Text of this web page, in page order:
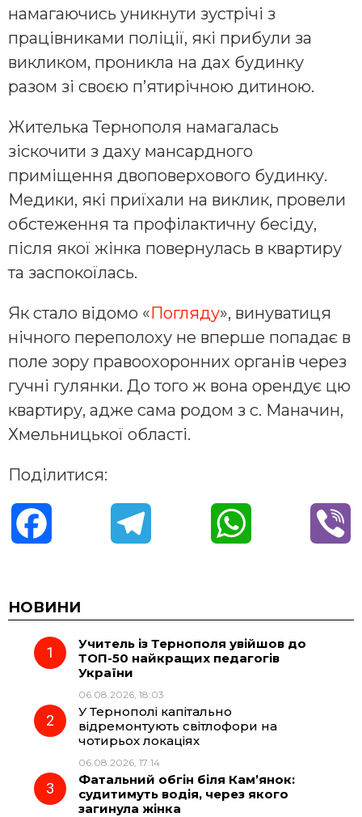
намагаючись уникнути зустрічі з
працівниками поліції, які прибули за
викликом, проникла на дах будинку
разом зі своєю п’ятирічною дитиною.
Жителька Тернополя намагалась
зіскочити з даху мансардного
приміщення двоповерхового будинку.
Медики, які приїхали на виклик, провели
обстеження та профілактичну бесіду,
після якої жінка повернулась в квартиру
та заспокоїлась.
Як стало відомо «Погляду», винуватиця
нічного переполоху не вперше попадає в
поле зору правоохоронних органів через
гучні гулянки. До того ж вона орендує цю
квартиру, адже сама родом з с. Маначин,
Хмельницької області.
Поділитися:
c
e
o
k
e
r
a
m
t
A
НОВИНИ
Учитель із Тернополя увійшов до
ТОП-50 найкращих педагогів
України
06.08.2026, 18:03
У Тернополі капітально
відремонтують світлофори на
чотирьох локаціях
06.08.2026, 17:14
Фатальний обгін біля Кам’янок:
судитимуть водія, через якого
загинула жінка